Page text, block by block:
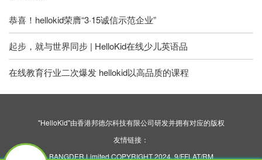
恭喜！hellokid荣膺“3·15诚信示范企业”
起步，就与世界同步 | HelloKid在线少儿英语品
在线教育行业二次爆发 hellokid以高品质的课程
"HelloKid"由香港邦德尔科技有限公司研发并拥有对应的版权
友情链接：
BANGDER Limited COPYRIGHT 2024. 9/FFLAT/RM